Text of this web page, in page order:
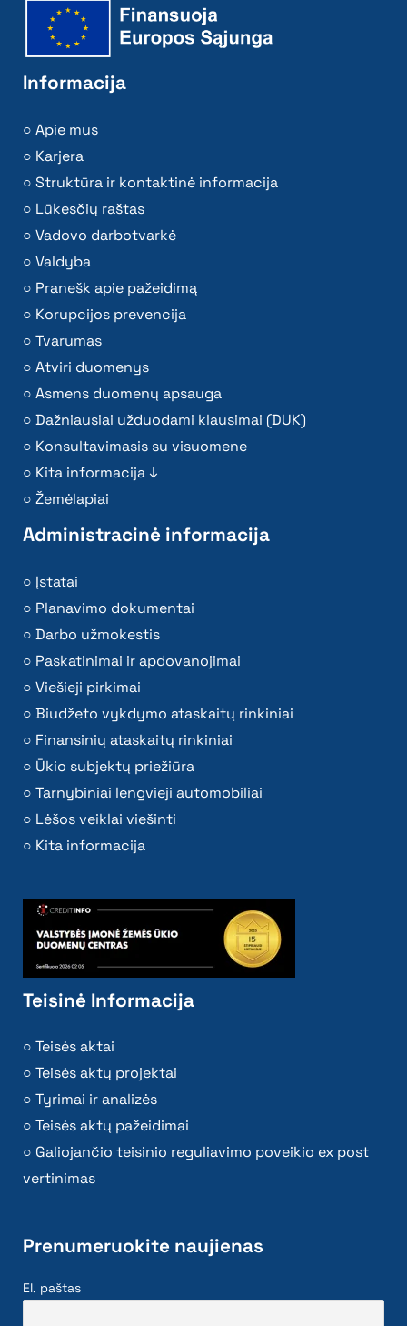
Informacija
Apie mus
Karjera
Struktūra ir kontaktinė informacija
Lūkesčių raštas
Vadovo darbotvarkė
Valdyba
Pranešk apie pažeidimą
Korupcijos prevencija
Tvarumas
Atviri duomenys
Asmens duomenų apsauga
Dažniausiai užduodami klausimai (DUK)
Konsultavimasis su visuomene
Kita informacija ↓
Žemėlapiai
Administracinė informacija
Įstatai
Planavimo dokumentai
Darbo užmokestis
Paskatinimai ir apdovanojimai
Viešieji pirkimai
Biudžeto vykdymo ataskaitų rinkiniai
Finansinių ataskaitų rinkiniai
Ūkio subjektų priežiūra
Tarnybiniai lengvieji automobiliai
Lėšos veiklai viešinti
Kita informacija
Teisinė Informacija
Teisės aktai
Teisės aktų projektai
Tyrimai ir analizės
Teisės aktų pažeidimai
Galiojančio teisinio reguliavimo poveikio ex post
vertinimas
Prenumeruokite naujienas
El. paštas